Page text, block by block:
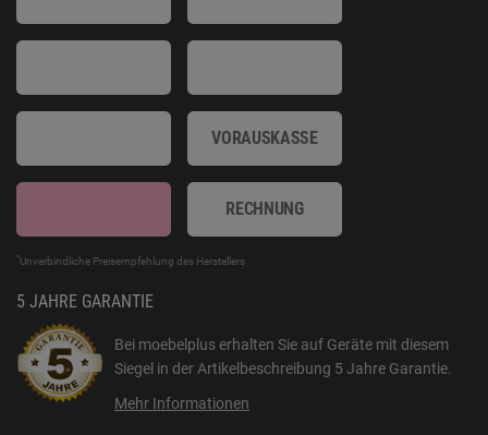
VORAUSKASSE
RECHNUNG
*Unverbindliche Preisempfehlung des Herstellers
5 JAHRE GARANTIE
Bei moebelplus erhalten Sie auf Geräte mit diesem
Siegel in der Artikelbeschreibung 5 Jahre Garantie.
Mehr Informationen